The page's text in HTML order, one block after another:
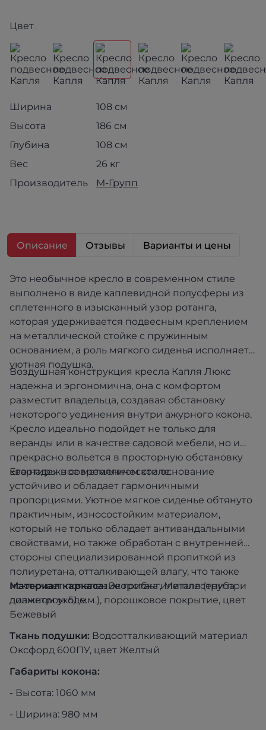
Цвет
Ширина
108 см
Высота
186 см
Глубина
108 см
Вес
26 кг
Производитель
М-Групп
Описание Отзывы Варианты и цены
Это необычное кресло в современном стиле
выполнено в виде каплевидной полусферы из
сплетенного в изысканный узор ротанга,
которая удерживается подвесным креплением
на металлической стойке с пружинным
основанием, а роль мягкого сиденья исполняет
уютная подушка.
Воздушная конструкция кресла Капля Люкс
надежна и эргономична, она с комфортом
разместит владельца, создавая обстановку
некоторого уединения внутри ажурного кокона.
Кресло идеально подойдет не только для
веранды или в качестве садовой мебели, но и
прекрасно вольется в просторную обстановку
квартиры в современном стиле.
Его надежное металлическое основание
устойчиво и обладает гармоничными
пропорциями. Уютное мягкое сиденье обтянуто
практичным, износостойким материалом,
который не только обладает антивандальными
свойствами, но также обработан с внутренней
стороны специализированной пропиткой из
полиуретана, отталкивающей влагу, что также
исключает появление грибка или плесени при
должном уходе.
Материал каркаса:Экоротанг, Металл (труба
диаметром 51 мм.), порошковое покрытие, цвет
Бежевый
Ткань подушки: Водоотталкивающий материал
Оксфорд 600ПУ, цвет Желтый
Габариты кокона:
- Высота: 1060 мм
- Ширина: 980 мм